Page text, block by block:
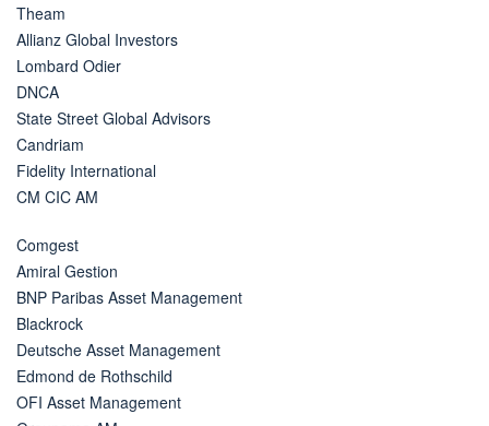
Theam
Allianz Global Investors
Lombard Odier
DNCA
State Street Global Advisors
Candriam
Fidelity International
CM CIC AM
Comgest
Amiral Gestion
BNP Paribas Asset Management
Blackrock
Deutsche Asset Management
Edmond de Rothschild
OFI Asset Management